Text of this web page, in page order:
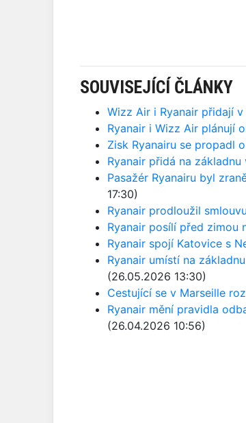
SOUVISEJÍCÍ ČLÁNKY
Wizz Air i Ryanair přidají
Ryanair i Wizz Air plánují
Zisk Ryanairu se propadl
Ryanair přidá na
Pasažér Ryanairu byl
17:30)
Ryanair prodloužil
Ryanair posílí před zimou
Ryanair spojí Katovice s
Ryanair umístí na
(26.05.2026 13:30)
Cestující se v Marseille
Ryanair mění pravidla
(26.04.2026 10:56)